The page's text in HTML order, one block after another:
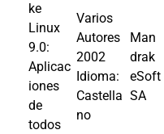
ke
Linux
9.0:
Aplicac
iones
de
todos
Varios
Autores
2002
Idioma:
Castella
no
Man
drak
eSoft
SA